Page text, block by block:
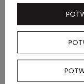
OPIS
Pięciopanelowa
oczka dla
zachowasz